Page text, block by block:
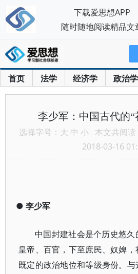
首页 法学 经济学 政治学
李少军：中国古代的“
选择字号： 大 中 小 本文共阅读
2018-03-16
● 李少军
中国封建社会是个历史悠
皇帝、百官，下至庶民、奴婢
既定的政治地位和等级身份。
下载爱思想APP
随时随地阅读精品文